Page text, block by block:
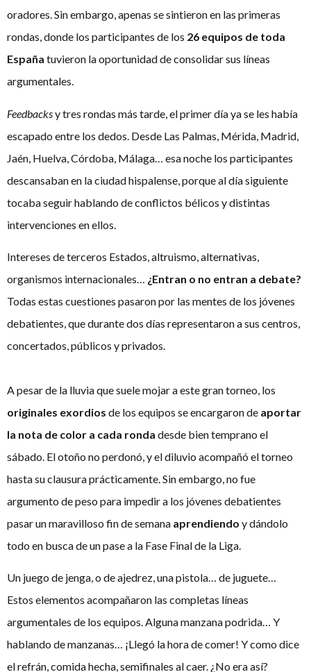
oradores. Sin embargo, apenas se sintieron en las primeras
rondas, donde los participantes de los 26 equipos de toda
España tuvieron la oportunidad de consolidar sus líneas
argumentales.
Feedbacksy tres rondas más tarde, el primer día ya se les había
escapado entre los dedos. Desde Las Palmas, Mérida, Madrid,
Jaén, Huelva, Córdoba, Málaga… esa noche los participantes
descansaban en la ciudad hispalense, porque al día siguiente
tocaba seguir hablando de conflictos bélicos y distintas
intervenciones en ellos.
Intereses de terceros Estados, altruismo, alternativas,
organismos internacionales… ¿Entran o no entran a debate?
Todas estas cuestiones pasaron por las mentes de los jóvenes
debatientes, que durante dos días representaron a sus centros,
concertados, públicos y privados.
A pesar de la lluvia que suele mojar a este gran torneo, los
originales exordios de los equipos se encargaron de aportar
la nota de color a cada ronda desde bien temprano el
sábado. El otoño no perdonó, y el diluvio acompañó el torneo
hasta su clausura prácticamente. Sin embargo, no fue
argumento de peso para impedir a los jóvenes debatientes
pasar un maravilloso fin de semana aprendiendo y dándolo
todo en busca de un pase a la Fase Final de la Liga.
Un juego de jenga, o de ajedrez, una pistola… de juguete…
Estos elementos acompañaron las completas líneas
argumentales de los equipos. Alguna manzana podrida… Y
hablando de manzanas… ¡Llegó la hora de comer! Y como dice
el refrán, comida hecha, semifinales al caer. ¿No era así?